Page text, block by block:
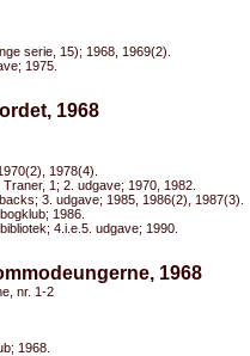
serie, 15); 1968, 1969(2).
1975.
1968
1978(4).
1; 2. udgave; 1970, 1982.
3. udgave; 1985, 1986(2), 1987(3).
1986.
4.i.e.5. udgave; 1990.
1968
nr. 1-2
1968.